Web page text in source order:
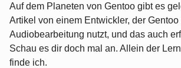
Auf dem Planeten von Gentoo gibt es
Artikel von einem Entwickler, der Gentoo
Audiobearbeitung nutzt, und das auch
Schau es dir doch mal an. Allein der
finde ich.